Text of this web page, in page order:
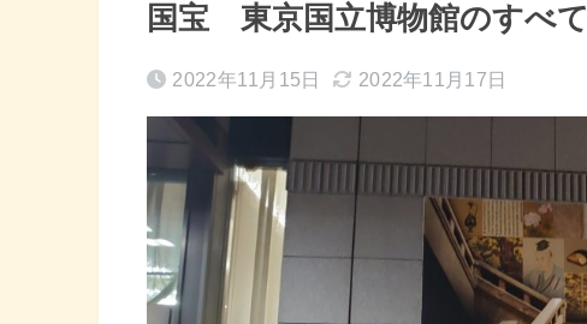
国宝 東京国立博物館のすべて
2022年11月15日 2022年11月17日